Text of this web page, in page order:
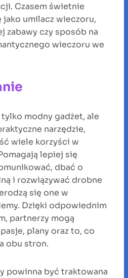
Czasem świetnie
jako umilacz wieczoru,
zabawy czy sposób na
wieczoru we
modny gadżet, ale
narzędzie,
wiele korzyści w
lepiej się
dbać o
i rozwiązywać drobne
się one w
Dzięki odpowiednim
partnerzy mogą
plany oraz to, co
obu stron.
powinna być traktowana